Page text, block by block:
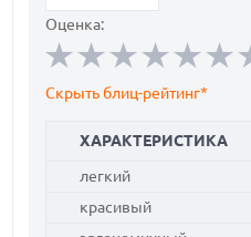
Оценка:
Скрыть блиц-рейтинг*
ХАРАКТЕРИСТИКА
легкий
красивый